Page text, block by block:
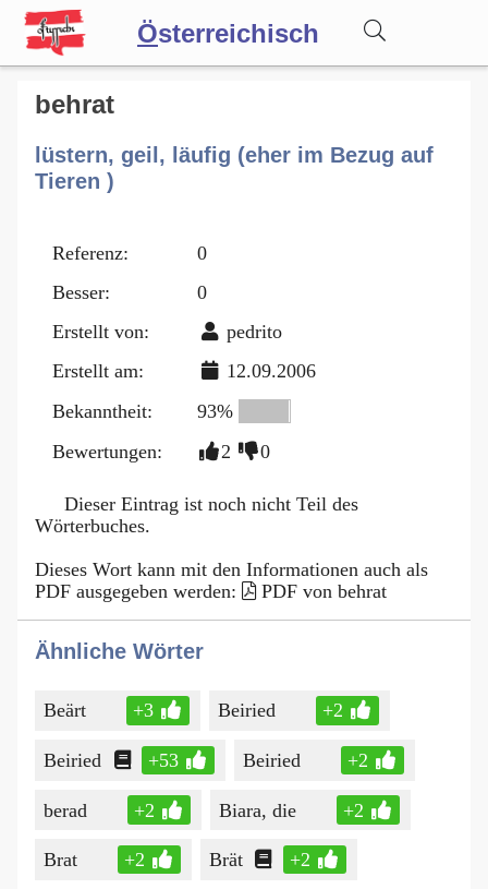
Österreichisch
Wörterbuch
Forum
behrat
lüstern, geil, läufig (eher im Bezug auf
Tieren )
Referenz:
0
Besser:
0
Erstellt von:
pedrito
Erstellt am:
12.09.2006
Bekanntheit:
93%
Bewertungen:
2 0
Dieser Eintrag ist noch nicht Teil des
Wörterbuches.
Dieses Wort kann mit den Informationen auch als
PDF ausgegeben werden:
PDF von behrat
Ähnliche Wörter
Beärt +3 Beiried +2
Beiried +53 Beiried +2
berad +2 Biara, die +2
Brat +2 Brät +2